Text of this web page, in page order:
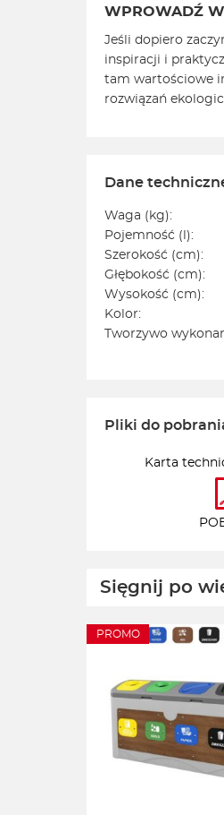
WPROWADŹ
Jeśli dopiero
inspiracji i
tam wartościowe
rozwiązań
Dane
Waga (kg):
Pojemność (l):
Szerokość (cm):
Głębokość (cm):
Wysokość (cm):
Kolor:
Tworzywo
Pliki do
Karta
Sięgnij po
PROMO